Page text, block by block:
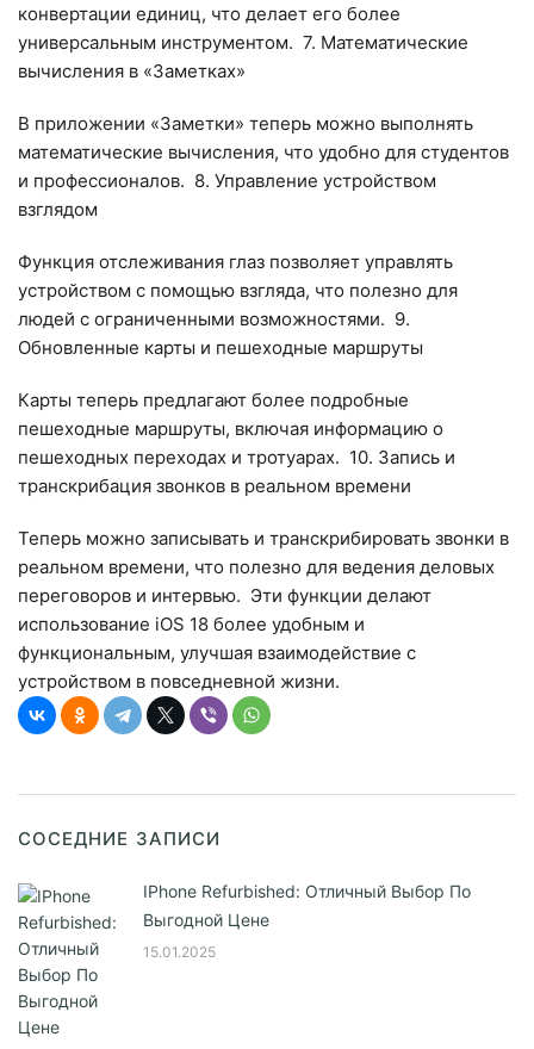
конвертации единиц, что делает его более
универсальным инструментом. 7. Математические
вычисления в «Заметках»
В приложении «Заметки» теперь можно выполнять
математические вычисления, что удобно для студентов
и профессионалов. 8. Управление устройством
взглядом
Функция отслеживания глаз позволяет управлять
устройством с помощью взгляда, что полезно для
людей с ограниченными возможностями. 9.
Обновленные карты и пешеходные маршруты
Карты теперь предлагают более подробные
пешеходные маршруты, включая информацию о
пешеходных переходах и тротуарах. 10. Запись и
транскрибация звонков в реальном времени
Теперь можно записывать и транскрибировать звонки в
реальном времени, что полезно для ведения деловых
переговоров и интервью. Эти функции делают
использование iOS 18 более удобным и
функциональным, улучшая взаимодействие с
устройством в повседневной жизни.
СОСЕДНИЕ ЗАПИСИ
IPhone Refurbished: Отличный Выбор По
Выгодной Цене
15.01.2025